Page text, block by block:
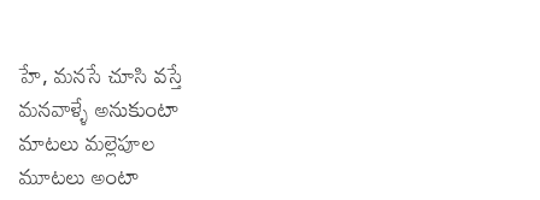
హే, మనసే చూసి వస్తే
మనవాళ్ళే అనుకుంటా
మాటలు మల్లెపూల
మూటలు అంటా